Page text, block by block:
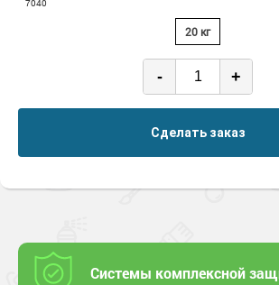
7040
20 кг
- +
Сделать заказ
Системы комплексной